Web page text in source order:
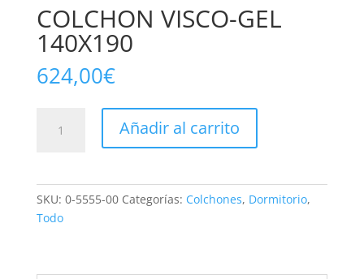
COLCHON VISCO-GEL
140X190
624,00€
VISCO-
Añadir al carrito
SKU: 0-5555-00 Categorías: Colchones, Dormitorio,
Todo